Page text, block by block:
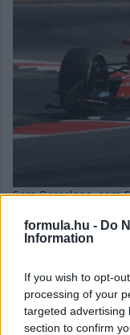
formula.hu - Do
Information
If you wish to opt-
processing of your
targeted advertising
section to confirm
Sem Barcelona, sem
és Silverstone után
beszéljenek bajnoki
2026. július 6. hétfő, 12:08
Az F1-es Brit